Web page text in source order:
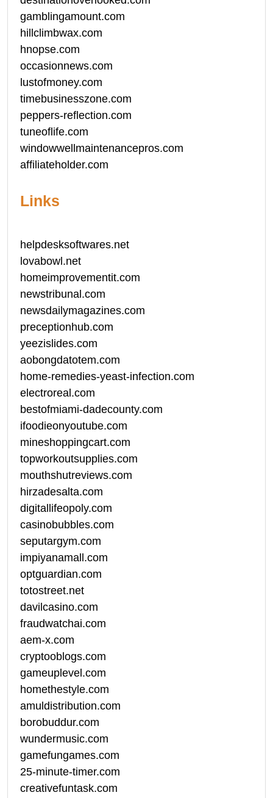
gamblingamount.com
hillclimbwax.com
hnopse.com
occasionnews.com
lustofmoney.com
timebusinesszone.com
peppers-reflection.com
tuneoflife.com
windowwellmaintenancepros.com
affiliateholder.com
Links
helpdesksoftwares.net
lovabowl.net
homeimprovementit.com
newstribunal.com
newsdailymagazines.com
preceptionhub.com
yeezislides.com
aobongdatotem.com
home-remedies-yeast-infection.com
electroreal.com
bestofmiami-dadecounty.com
ifoodieonyoutube.com
mineshoppingcart.com
topworkoutsupplies.com
mouthshutreviews.com
hirzadesalta.com
digitallifeopoly.com
casinobubbles.com
seputargym.com
impiyanamall.com
optguardian.com
totostreet.net
davilcasino.com
fraudwatchai.com
aem-x.com
cryptooblogs.com
gameuplevel.com
homethestyle.com
amuldistribution.com
borobuddur.com
wundermusic.com
gamefungames.com
25-minute-timer.com
creativefuntask.com